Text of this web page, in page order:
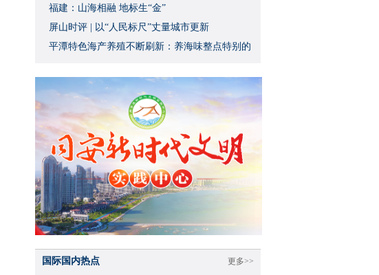
福建：山海相融 地标生“金”
屏山时评 | 以“人民标尺”丈量城市更新
平潭特色海产养殖不断刷新：养海味整点特别的
更多>>
国际国内热点